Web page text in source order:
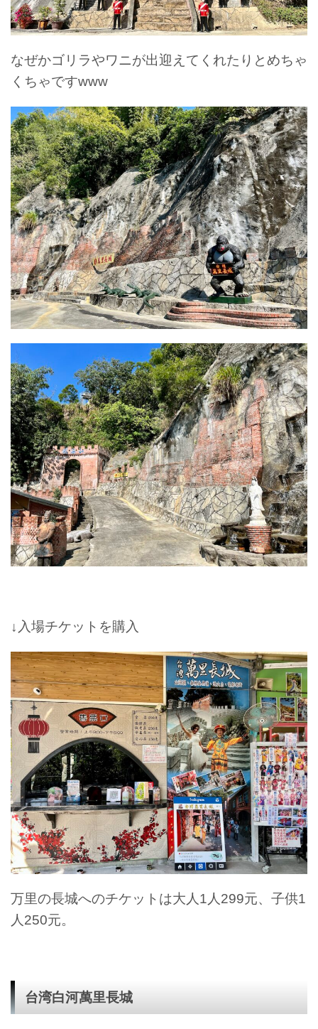
なぜかゴリラやワニが出迎えてくれたりとめちゃ
くちゃですwww
↓入場チケットを購入
万里の長城へのチケットは大人1人299元、子供1
人250元。
台湾白河萬里長城